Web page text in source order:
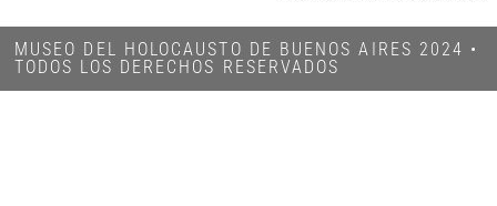
MUSEO DEL HOLOCAUSTO DE BUENOS AIRES 2024​ •
TODOS LOS DERECHOS RESERVADOS